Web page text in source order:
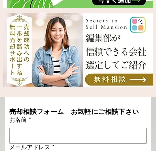
売却相談フォーム　お気軽にご相談下さい
お名前 *
メールアドレス *